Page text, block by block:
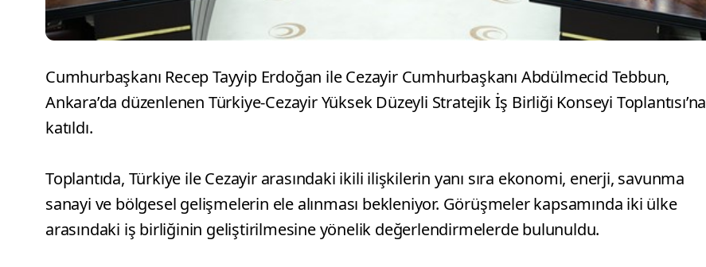
Cumhurbaşkanı Recep Tayyip Erdoğan ile Cezayir Cumhurbaşkanı Abdülmecid Tebbun,
Ankara’da düzenlenen Türkiye-Cezayir Yüksek Düzeyli Stratejik İş Birliği Konseyi Toplantısı’na
katıldı.
Toplantıda, Türkiye ile Cezayir arasındaki ikili ilişkilerin yanı sıra ekonomi, enerji, savunma
sanayi ve bölgesel gelişmelerin ele alınması bekleniyor. Görüşmeler kapsamında iki ülke
arasındaki iş birliğinin geliştirilmesine yönelik değerlendirmelerde bulunuldu.